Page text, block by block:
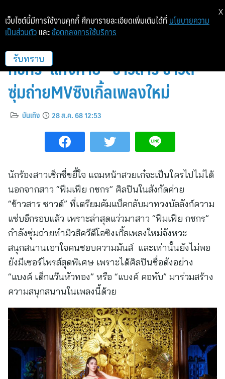
ทวงบัลลังก์ความแซ่บ“ฟีมเฟีย
กชกร”แห่งค่าย “ข้าวสาร ซาวด์”
ซุ่มถ่ายMVซิงเกิ้ลเพลงใหม่
บันเทิง 28 ส.ค. 68 12:53
นักร้องสาวเซ็กซี่ขยี้ใจ แถมหน้าสวยเก๋จะเป็นใครไปไม่ได้
นอกจากสาว “ฟีมเฟีย กชกร” ศิลปินในสังกัดค่าย
“ข้าวสาร ซาวด์” ที่เตรียมคัมแบ็คกลับมาทวงบัลลังก์ความ
แซ่บอีกรอบแล้ว เพราะล่าสุดแว่วมาสาว “ฟีมเฟีย กชกร”
กำลังซุ่มถ่ายทำมิวสิควีดีโอซิงเกิ้ลเพลงใหม่จังหวะ
สนุกสนานเอาใจคนชอบความมันส์ และเท่านั้นยังไม่พอ
ยังมีเซอร์ไพรส์สุดพิเศษ เพราะได้ศิลปินชื่อดังอย่าง
“แบงค์ เด็กแว๊นหัวทอง” หรือ “แบงค์ คอพับ” มาร่วมสร้าง
ความสนุกสนานในเพลงนี้ด้วย
เว็บไซต์นี้มีการใช้งานคุกกี้ ศึกษารายละเอียดเพิ่มเติมได้ที่ นโยบายความ
เป็นส่วนตัว และ ข้อตกลงการใช้บริการ
รับทราบ
X